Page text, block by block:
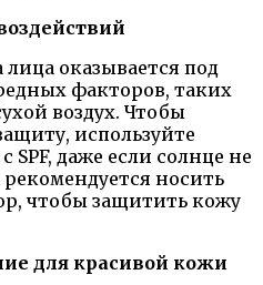
оказывается под
факторов, таких
воздух. Чтобы
используйте
даже если солнце не
носить
чтобы защитить кожу
для красивой кожи